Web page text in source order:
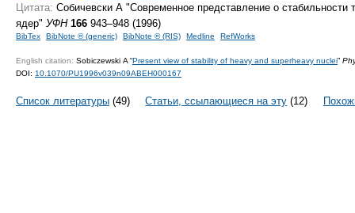
Цитата: Собичевски А "Современное представление о
ядер" УФН 166 943–948 (1996)
BibTex BibNote ® (generic) BibNote ® (RIS) Medline RefWorks
English citation: Sobiczewski A “Present view of stability of heavy and superheavy nuclei”
DOI: 10.1070/PU1996v039n09ABEH000167
Список литературы (49) Статьи, ссылающиеся на эту (12)